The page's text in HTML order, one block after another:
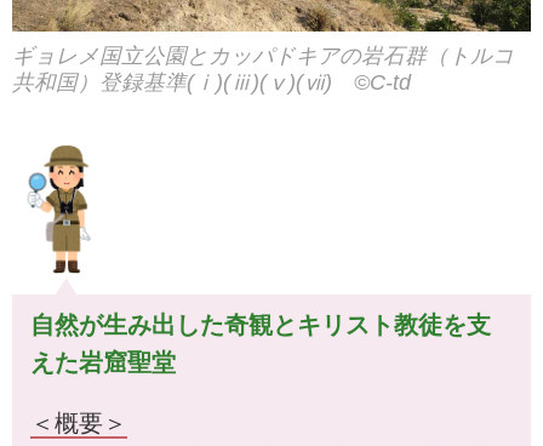
ギョレメ国立公園とカッパドキアの岩石群（トルコ
共和国）登録基準(ⅰ)(ⅲ)(ⅴ)(ⅶ) ©︎C-td
自然が生み出した奇観とキリスト教徒を支
えた岩窟聖堂
＜概要＞